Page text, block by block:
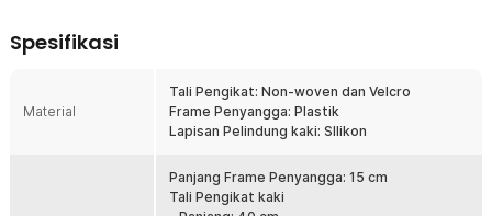
perlahan dan aman. Cocok digunakan oleh penderita bunion ringan
Korektor dari TaffOmicron dilengkapi dengan penyangga samping
dan bantalan jari, yang bekerja bersama untuk menjaga posisi
kontur alami kaki untuk kenyamanan maksimal.
Bahan Nyaman di Kaki
Spesifikasi
Material
Tali Pengikat: Non-woven dan Velcro
Frame Penyangga: Plastik
Lapisan Pelindung kaki: SIlikon
Panjang Frame Penyangga: 15 cm
Tali Pengikat kaki